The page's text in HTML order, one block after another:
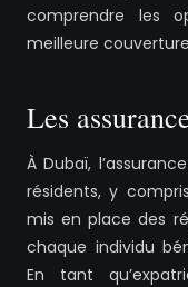
comprendre les
meilleure
Les
À Dubaï,
résidents, y
mis en place des
chaque individu
En tant